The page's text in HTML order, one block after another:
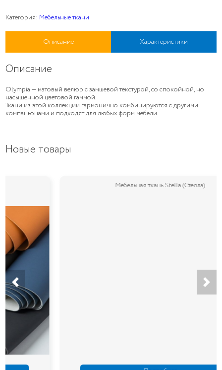
Категория: Мебельные ткани
Описание Характеристики
Описание
Olympia — матовый велюр с замшевой текстурой, со спокойной, но
насыщенной цветовой гаммой.
Ткани из этой коллекции гармонично комбинируются с другими
компаньонами и подходят для любых форм мебели.
Новые товары
Мебельная ткань Stella (Стелла)